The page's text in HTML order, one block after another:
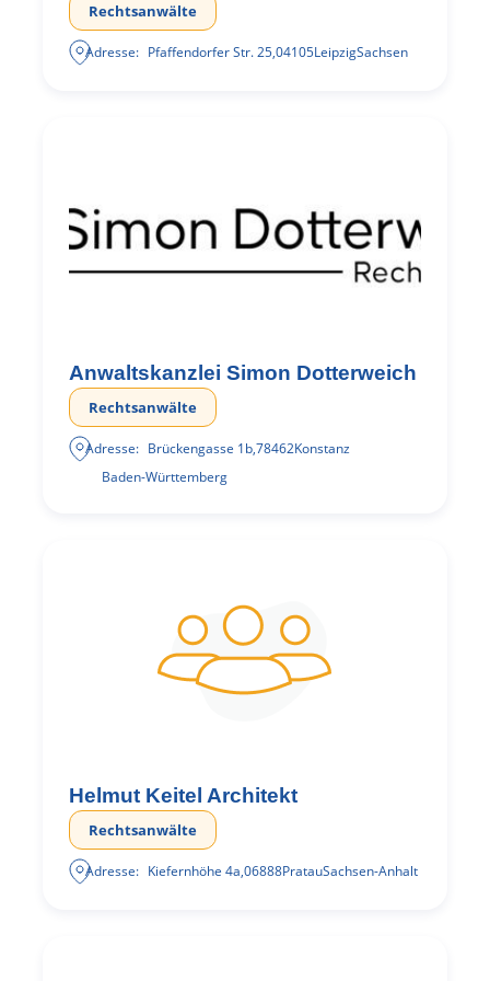
Rechtsanwälte
Adresse: Pfaffendorfer Str. 25,04105LeipzigSachsen
Anwaltskanzlei Simon Dotterweich
Rechtsanwälte
Adresse: Brückengasse 1b,78462Konstanz
Baden-Württemberg
Helmut Keitel Architekt
Rechtsanwälte
Adresse: Kiefernhöhe 4a,06888PratauSachsen-Anhalt